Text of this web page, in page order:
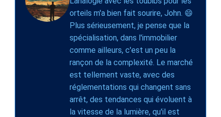
orteils m'a bien fait sourire, John. 😄
Plus sérieusement, je pense que la
spécialisation, dans l'immobilier
comme ailleurs, c'est un peu la
rançon de la complexité. Le marché
est tellement vaste, avec des
réglementations qui changent sans
arrêt, des tendances qui évoluent à
la vitesse de la lumière, qu'il est